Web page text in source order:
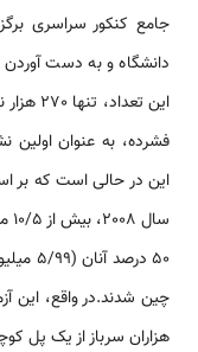
دانشگاه و به دست
این
فشرده، به عنوان اولین
این در حالی است که بر
50
چین شدند.در واقع، این
هزاران سرباز از یک پل